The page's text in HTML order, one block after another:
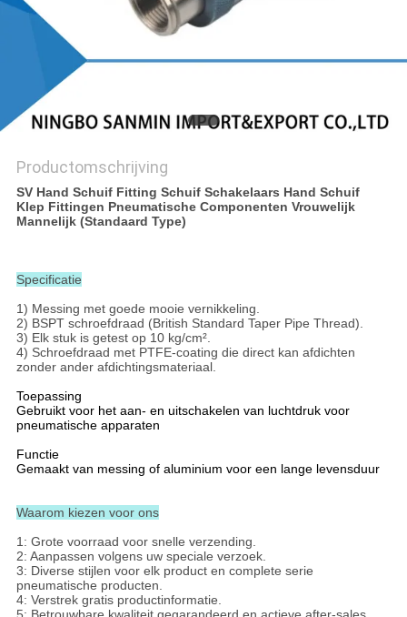
Productomschrijving
SV Hand Schuif Fitting Schuif Schakelaars Hand Schuif
Klep Fittingen Pneumatische Componenten Vrouwelijk
Mannelijk (Standaard Type)
Specificatie
1) Messing met goede mooie vernikkeling.
2) BSPT schroefdraad (British Standard Taper Pipe Thread).
3) Elk stuk is getest op 10 kg/cm².
4) Schroefdraad met PTFE-coating die direct kan afdichten
zonder ander afdichtingsmateriaal.
Toepassing
Gebruikt voor het aan- en uitschakelen van luchtdruk voor
pneumatische apparaten
Functie
Gemaakt van messing of aluminium voor een lange levensduur
Waarom kiezen voor ons
1: Grote voorraad voor snelle verzending.
2: Aanpassen volgens uw speciale verzoek.
3: Diverse stijlen voor elk product en complete serie
pneumatische producten.
4: Verstrek gratis productinformatie.